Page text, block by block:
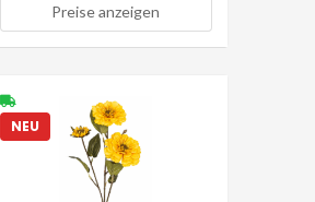
Preise anzeigen
NEU